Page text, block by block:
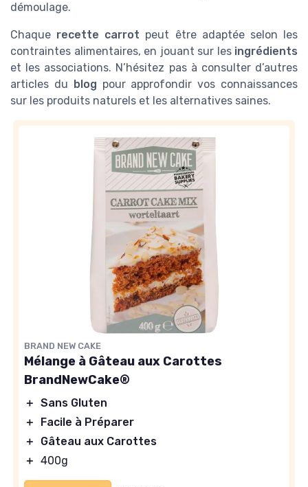
démoulage.
Chaque recette carrot peut être adaptée selon les
contraintes alimentaires, en jouant sur les ingrédients
et les associations. N’hésitez pas à consulter d’autres
articles du
blog pour approfondir vos connaissances
sur les produits naturels et les alternatives saines.
BRAND NEW CAKE
Mélange à Gâteau aux Carottes
BrandNewCake®
＋ Sans Gluten
＋
Facile à Préparer
＋
Gâteau aux Carottes
＋ 400g